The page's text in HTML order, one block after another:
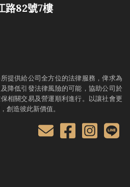
路82號7樓
提供給公司全方位的法律服務，俾求為
降低引發法律風險的可能，協助公司於
相關交易及營運順利進行。以讓社會更
創造彼此新價值。